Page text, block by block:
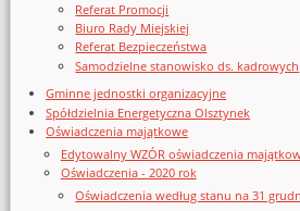
Referat Promocji
Biuro Rady Miejskiej
Referat Bezpieczeństwa
Samodzielne stanowisko ds. kadrowych
Gminne jednostki organizacyjne
Spółdzielnia Energetyczna Olsztynek
Oświadczenia majątkowe
Edytowalny WZÓR oświadczenia
Oświadczenia - 2020 rok
Oświadczenia według stanu na 31